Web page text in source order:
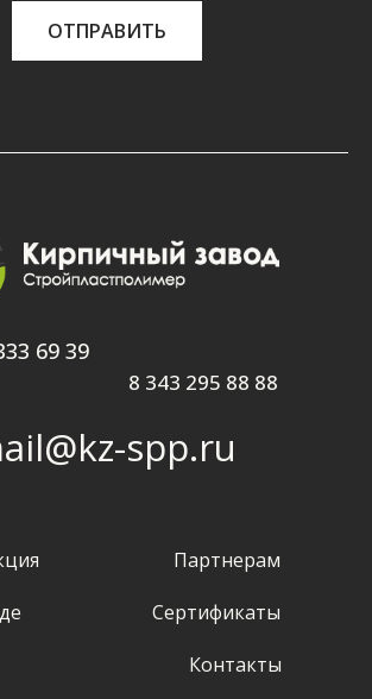
ОТПРАВИТЬ
69 39
8 343 295 88 88
spp.ru
Партнерам
Сертификаты
Контакты